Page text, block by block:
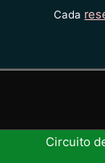
Cada
Circuito